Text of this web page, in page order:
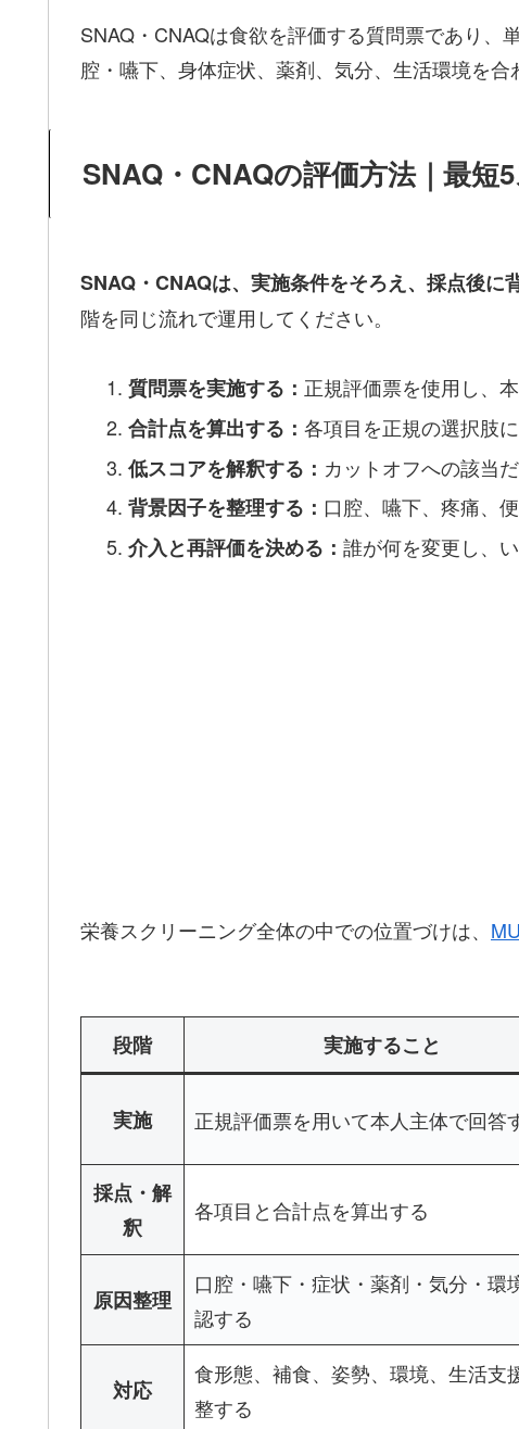
SNAQ・CNAQは食欲を評価する質問票であり、
腔・嚥下、身体症状、薬剤、気分、生活環境を合
SNAQ・CNAQの評価方法｜最短
SNAQ・CNAQは、実施条件をそろえ、採点後に
階を同じ流れで運用してください。
質問票を実施する： 正規評価票を使用し、
合計点を算出する： 各項目を正規の選択肢
低スコアを解釈する： カットオフへの該当
背景因子を整理する： 口腔、嚥下、疼痛、
介入と再評価を決める： 誰が何を変更し、
栄養スクリーニング全体の中での位置づけは、
段階
実施すること
実施 正規評価票を用いて本人主体で回答
採点・解
釈
各項目と合計点を算出する
原因整理
口腔・嚥下・症状・薬剤・気分・環
認する
対応
食形態、補食、姿勢、環境、生活支
整する